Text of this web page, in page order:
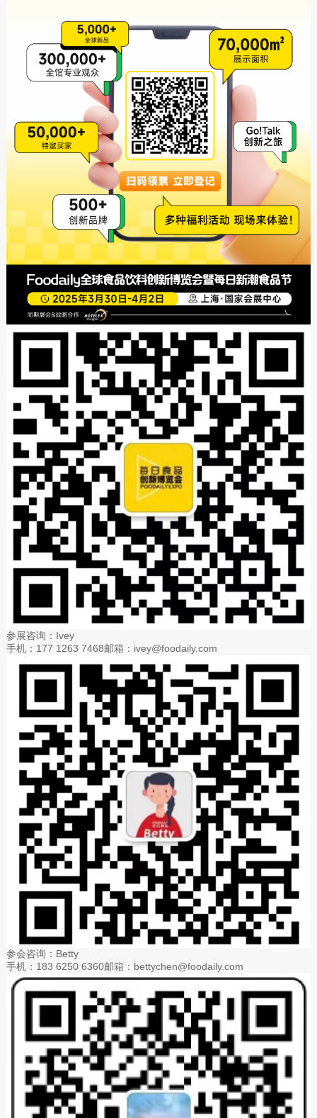
参展咨询：Ivey
手机：177 1263 7468邮箱：ivey@foodaily.com
参会咨询：Betty
手机：183 6250 6360邮箱：bettychen@foodaily.com